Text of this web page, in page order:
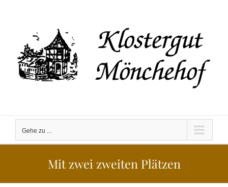
Gehe zu ...
Mit zwei zweiten Plätzen